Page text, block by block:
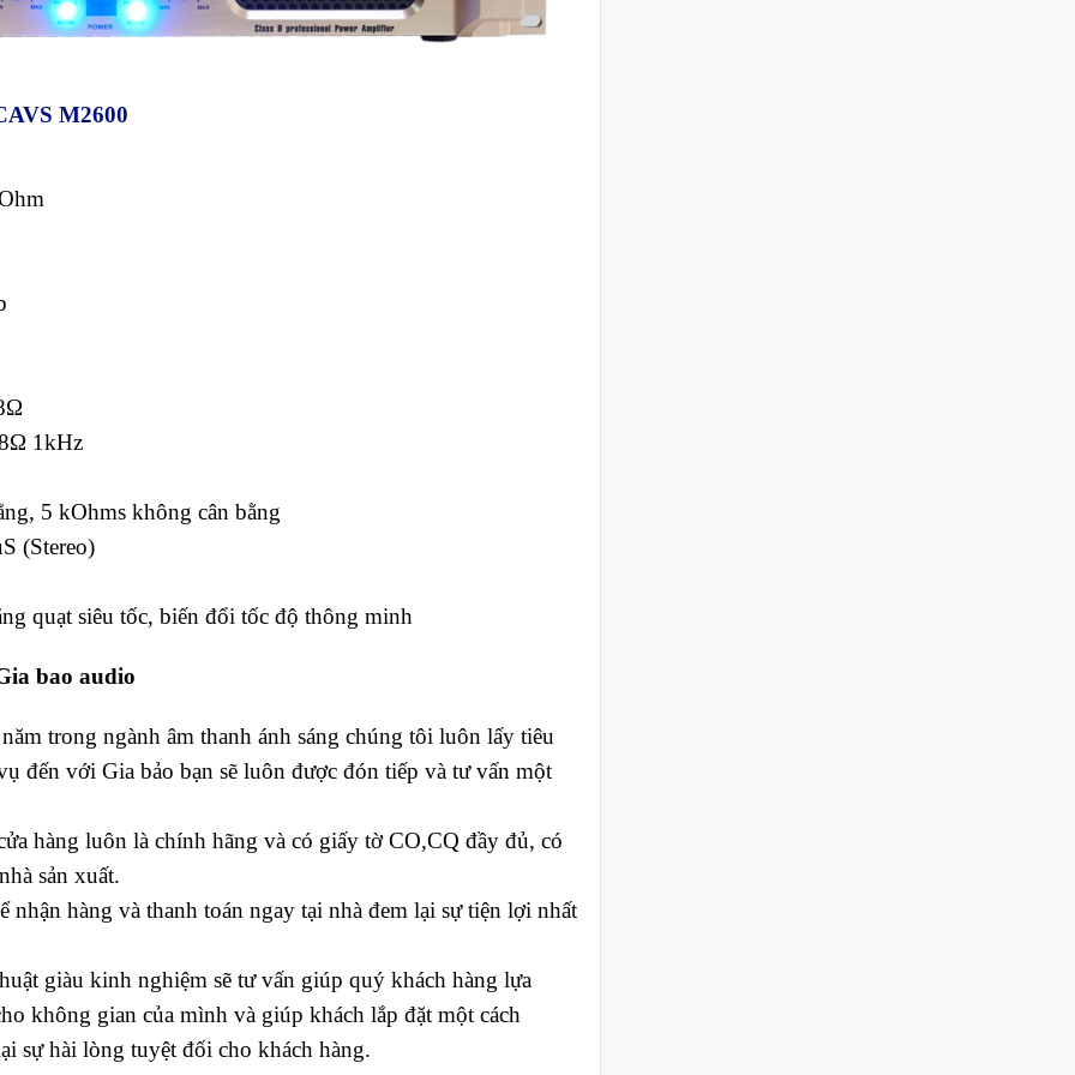
M2600
1kHz
5 kOhms không cân bằng
(Stereo)
quạt siêu tốc, biến đổi tốc độ thông minh
bao audio
trong ngành âm thanh ánh sáng chúng tôi luôn lấy tiêu
đến với Gia bảo bạn sẽ luôn được đón tiếp và tư vấn một
hàng luôn là chính hãng và có giấy tờ CO,CQ đầy đủ, có
sản xuất.
nhận hàng và thanh toán ngay tại nhà đem lại sự tiện lợi nhất
giàu kinh nghiệm sẽ tư vấn giúp quý khách hàng lựa
không gian của mình và giúp khách lắp đặt một cách
sự hài lòng tuyệt đối cho khách hàng.